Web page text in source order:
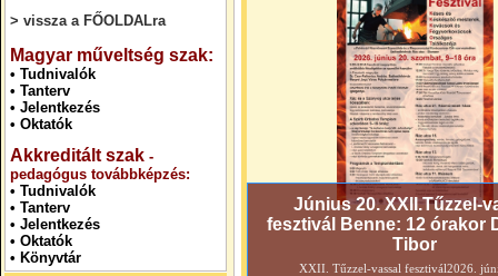
> vissza a FŐOLDALra
Magyar műveltség szak:
• Tudnivalók
• Tanterv
• Jelentkezés
• Oktatók
Akkreditált szak -
pedagógus továbbképzés:
• Tudnivalók
• Tanterv
• Jelentkezés
• Oktatók
• Könyvtár
Június 20. XXII.Tűzzel-
fesztivál Benne: 12 órakor
Tibor
XXII. Tűzzel-vassal fesztivál2026.